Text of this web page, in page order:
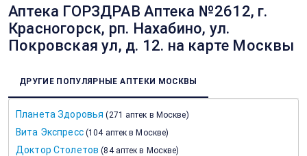
Аптека ГОРЗДРАВ Аптека №2612, г.
Красногорск, рп. Нахабино, ул.
Покровская ул, д. 12. на карте Москвы
ДРУГИЕ ПОПУЛЯРНЫЕ АПТЕКИ МОСКВЫ
Планета Здоровья (271 аптек в Москве)
Вита Экспресс (104 аптек в Москве)
Доктор Столетов (84 аптек в Москве)